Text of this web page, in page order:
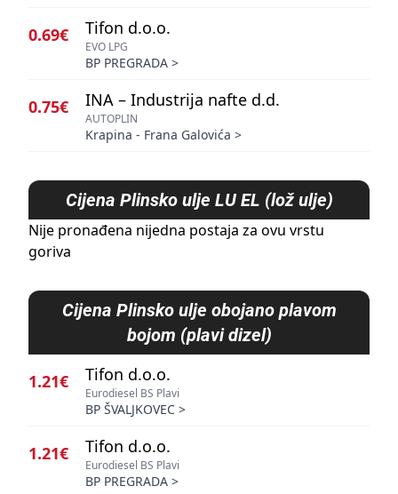
0.69€ Tifon d.o.o.
EVO LPG
BP PREGRADA >
0.75€ INA – Industrija nafte d.d.
AUTOPLIN
Krapina - Frana Galovića >
Cijena Plinsko ulje LU EL (lož ulje)
Nije pronađena nijedna postaja za ovu vrstu
goriva
Cijena Plinsko ulje obojano plavom
bojom (plavi dizel)
1.21€ Tifon d.o.o.
Eurodiesel BS Plavi
BP ŠVALJKOVEC >
1.21€ Tifon d.o.o.
Eurodiesel BS Plavi
BP PREGRADA >